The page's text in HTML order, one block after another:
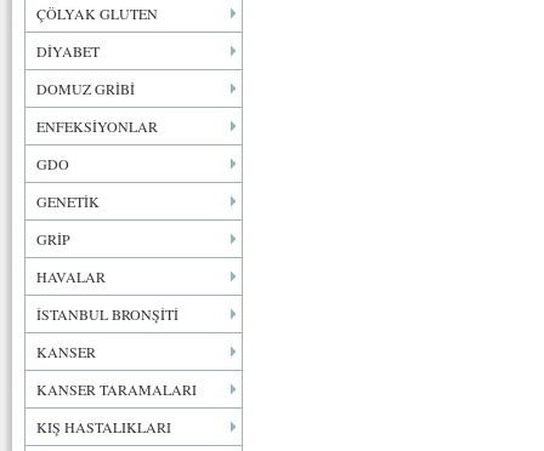
ÇÖLYAK GLUTEN
DİYABET
DOMUZ GRİBİ
ENFEKSİYONLAR
GDO
GENETİK
GRİP
HAVALAR
İSTANBUL BRONŞİTİ
KANSER
KANSER TARAMALARI
KIŞ HASTALIKLARI